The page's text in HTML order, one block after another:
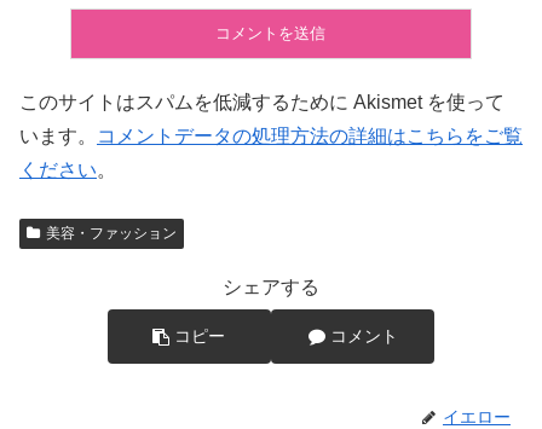
このサイトはスパムを低減するために Akismet を使って
います。
コメントデータの処理方法の詳細はこちらをご覧
ください。
美容・ファッション
シェアする
コピー コメント
イエロー